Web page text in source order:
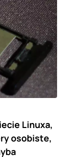
Linuxa,
osobiste,